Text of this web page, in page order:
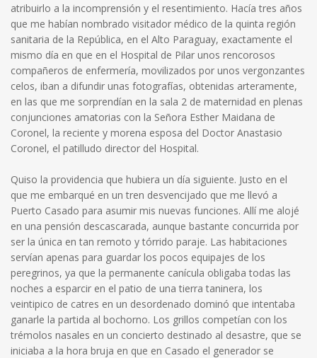
atribuirlo a la incomprensión y el resentimiento. Hacía tres años
que me habían nombrado visitador médico de la quinta región
sanitaria de la República, en el Alto Paraguay, exactamente el
mismo día en que en el Hospital de Pilar unos rencorosos
compañeros de enfermería, movilizados por unos vergonzantes
celos, iban a difundir unas fotografías, obtenidas arteramente,
en las que me sorprendían en la sala 2 de maternidad en plenas
conjunciones amatorias con la Señora Esther Maidana de
Coronel, la reciente y morena esposa del Doctor Anastasio
Coronel, el patilludo director del Hospital.
Quiso la providencia que hubiera un día siguiente. Justo en el
que me embarqué en un tren desvencijado que me llevó a
Puerto Casado para asumir mis nuevas funciones. Allí me alojé
en una pensión descascarada, aunque bastante concurrida por
ser la única en tan remoto y tórrido paraje. Las habitaciones
servían apenas para guardar los pocos equipajes de los
peregrinos, ya que la permanente canícula obligaba todas las
noches a esparcir en el patio de una tierra taninera, los
veintipico de catres en un desordenado dominó que intentaba
ganarle la partida al bochorno. Los grillos competían con los
trémolos nasales en un concierto destinado al desastre, que se
iniciaba a la hora bruja en que en Casado el generador se